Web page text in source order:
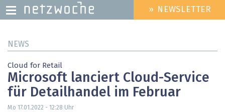
zum
HEADER
MENU
» NEWSLETTER
NEWS
Cloud for Retail
Microsoft lanciert Cloud-Service
für Detailhandel im Februar
Mo 17.01.2022 - 12:28 Uhr